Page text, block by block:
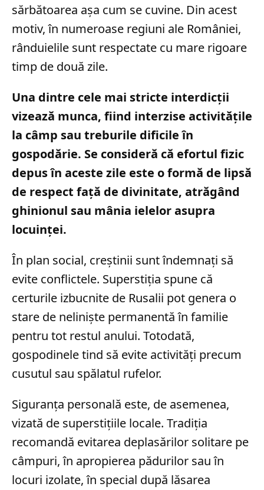
sărbătoarea așa cum se cuvine. Din acest
motiv, în numeroase regiuni ale României,
rânduielile sunt respectate cu mare rigoare
timp de două zile.
Una dintre cele mai stricte interdicții
vizează munca, fiind interzise activitățile
la câmp sau treburile dificile în
gospodărie. Se consideră că efortul fizic
depus în aceste zile este o formă de lipsă
de respect față de divinitate, atrăgând
ghinionul sau mânia ielelor asupra
locuinței.
În plan social, creștinii sunt îndemnați să
evite conflictele. Superstiția spune că
certurile izbucnite de Rusalii pot genera o
stare de neliniște permanentă în familie
pentru tot restul anului. Totodată,
gospodinele tind să evite activități precum
cusutul sau spălatul rufelor.
Siguranța personală este, de asemenea,
vizată de superstițiile locale. Tradiția
recomandă evitarea deplasărilor solitare pe
câmpuri, în apropierea pădurilor sau în
locuri izolate, în special după lăsarea